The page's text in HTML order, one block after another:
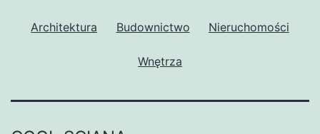
Architektura Budownictwo Nieruchomości
Wnętrza